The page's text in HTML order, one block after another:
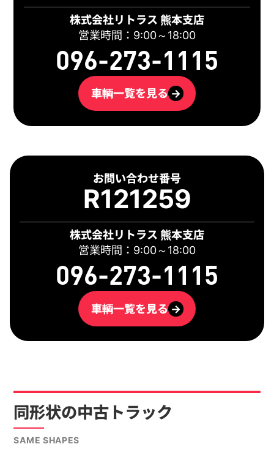
お問い合わせ番号
R121259
株式会社リトラス 熊本支店
営業時間：9:00～18:00
096-273-1115
車輌一覧を見る →
株式会社リトラス 熊本支店
営業時間：9:00～18:00
096-273-1115
車輌一覧を見る →
同形状の中古トラック
SAME SHAPES